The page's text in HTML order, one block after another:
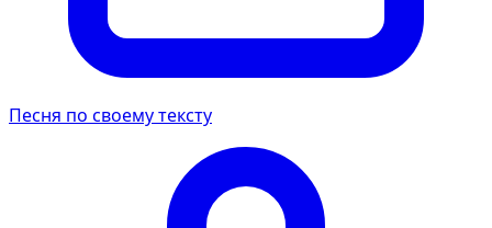
Песня по своему тексту